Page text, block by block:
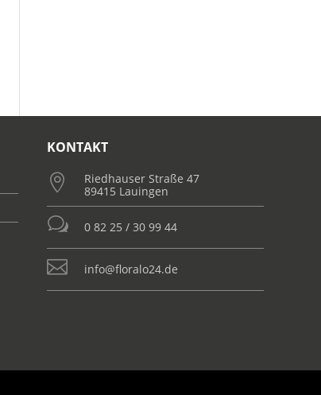
KONTAKT

Riedhauser Straße 47
89415 Lauingen
w 0 82 25 / 30 99 44
 info@floralo24.de